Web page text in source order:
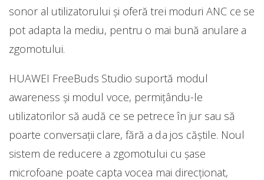
sonor al utilizatorului și oferă trei moduri ANC ce se
pot adapta la mediu, pentru o mai bună anulare a
zgomotului.
HUAWEI FreeBuds Studio suportă modul
awareness și modul voce, permițându-le
utilizatorilor să audă ce se petrece în jur sau să
poarte conversații clare, fără a da jos căștile. Noul
sistem de reducere a zgomotului cu șase
microfoane poate capta vocea mai direcționat,